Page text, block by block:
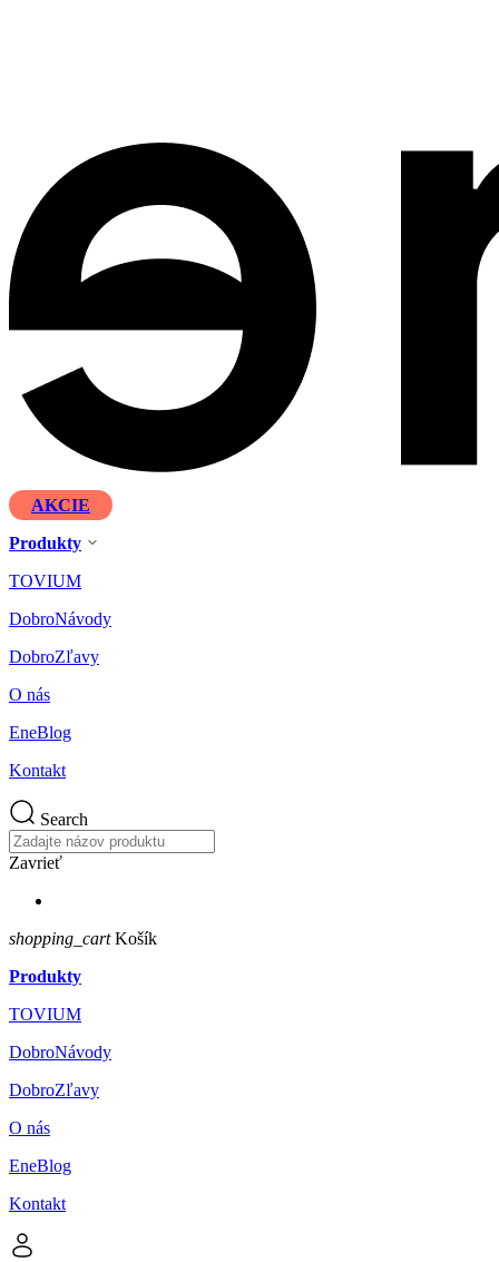
AKCIE
Produkty
TOVIUM
DobroNávody
DobroZľavy
O nás
EneBlog
Kontakt
Search
Zavrieť
shopping_cart Košík
Produkty
TOVIUM
DobroNávody
DobroZľavy
O nás
EneBlog
Kontakt